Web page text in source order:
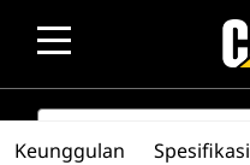
SEARCH
Keunggulan Spesifikasi